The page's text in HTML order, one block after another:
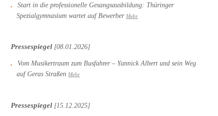
Start in die professionelle Gesangsausbildung: Thüringer
Spezialgymnasium wartet auf Bewerber Mehr
Pressespiegel [08.01.2026]
Vom Musikertraum zum Busfahrer – Yannick Albert und sein Weg
auf Geras Straßen Mehr
Pressespiegel [15.12.2025]